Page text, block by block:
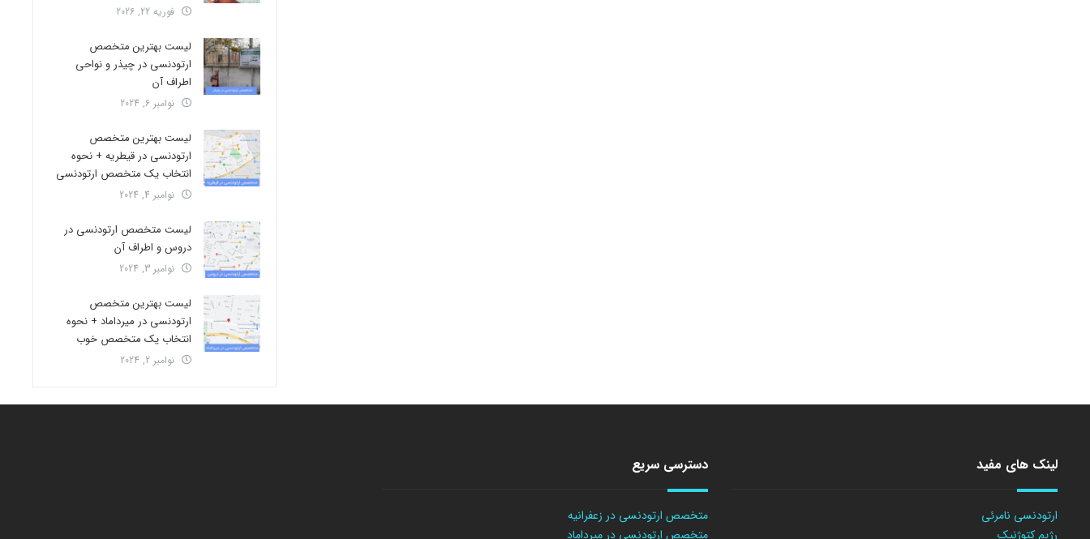
فوریه 22, 2026
لیست بهترین متخصص
ارتودنسی در چیذر و نواحی
اطراف آن
نوامبر 6, 2024
لیست بهترین متخصص
ارتودنسی در قیطریه + نحوه
انتخاب یک متخصص ارتودنسی
نوامبر 4, 2024
لیست متخصص ارتودنسی در
دروس و اطراف آن
نوامبر 3, 2024
لیست بهترین متخصص
ارتودنسی در میرداماد + نحوه
انتخاب یک متخصص خوب
نوامبر 2, 2024
لینک های مفید
ارتودنسی نامرئی
رژیم کتوژنیک
دسترسی سریع
متخصص ارتودنسی در زعفرانیه
متخصص ارتودنسی در میرداماد